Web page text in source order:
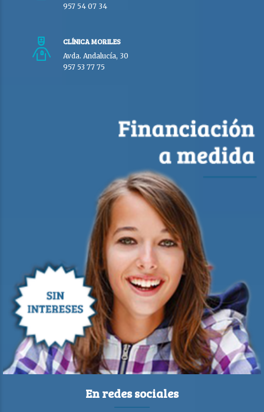
957 54 07 34
CLÍNICA MORILES
Avda. Andalucía, 30
957 53 77 75
En redes sociales